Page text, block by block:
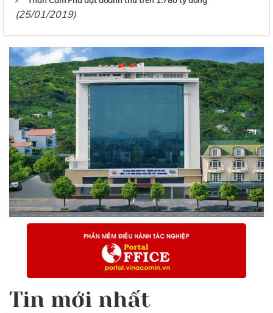
(25/01/2019)
Tin mới nhất